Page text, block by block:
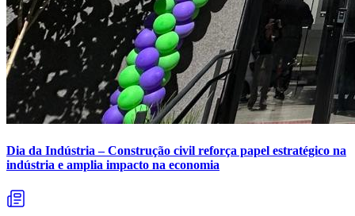
Dia da Indústria – Construção civil reforça papel estratégico na
indústria e amplia impacto na economia